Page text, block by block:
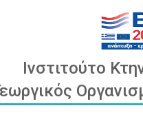
Ινστιτούτο